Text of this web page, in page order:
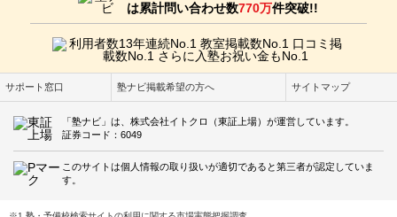
は累計問い合わせ数770万件突破!!
サポート窓口 塾ナビ掲載希望の方へ サイトマップ
「塾ナビ」は、株式会社イトクロ（東証上場）が運営しています。
証券コード：6049
このサイトは個人情報の取り扱いが適切であると第三者が認定していま
す。